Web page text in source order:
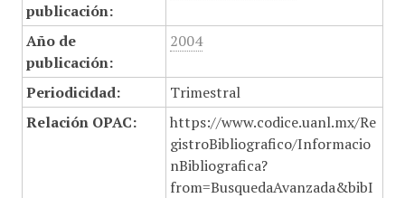
publicación:
Año de
publicación:
2004
Periodicidad:
Trimestral
Relación OPAC:
https://www.codice.uanl.mx/Re
gistroBibliografico/Informacio
nBibliografica?
from=BusquedaAvanzada&bibI